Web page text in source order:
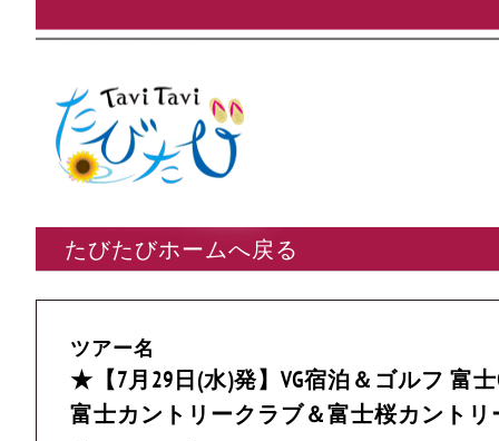
たびたびホームへ戻る
ツアー名
★【7月29日(水)発】VG宿泊＆ゴルフ 富
富士カントリークラブ＆富士桜カントリ